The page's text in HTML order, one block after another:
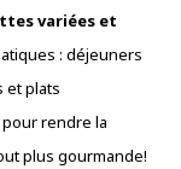
variées et
: déjeuners
et plats
rendre la
plus gourmande!